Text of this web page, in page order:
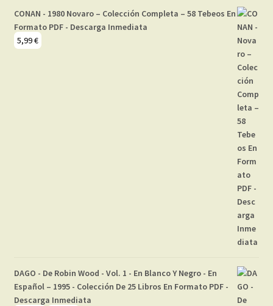
CONAN - 1980 Novaro – Colección Completa – 58 Tebeos En
Formato PDF - Descarga Inmediata
5,99€
DAGO - De Robin Wood - Vol. 1 - En Blanco Y Negro - En
Español – 1995 - Colección De 25 Libros En Formato PDF -
Descarga Inmediata